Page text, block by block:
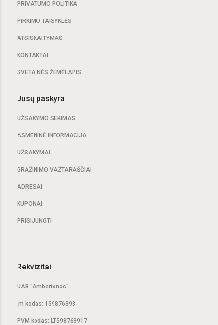
PRIVATUMO POLITIKA
PIRKIMO TAISYKLĖS
ATSISKAITYMAS
KONTAKTAI
SVETAINĖS ŽEMĖLAPIS
Jūsų paskyra
UŽSAKYMO SEKIMAS
ASMENINĖ INFORMACIJA
UŽSAKYMAI
GRĄŽINIMO VAŽTARAŠČIAI
ADRESAI
KUPONAI
PRISIJUNGTI
Rekvizitai
UAB "Ambertonas"
Įm kodas: 159876393
PVM kodas: LT598763917